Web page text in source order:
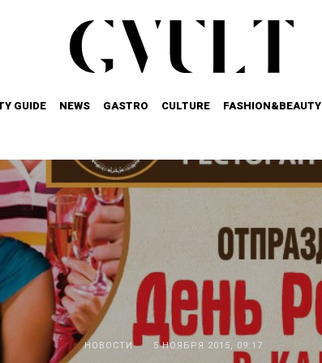
GUIDE NEWS GASTRO CULTURE FASHION&BEAUTY
НОВОСТИ 5 НОЯБРЯ 2015, 09:17